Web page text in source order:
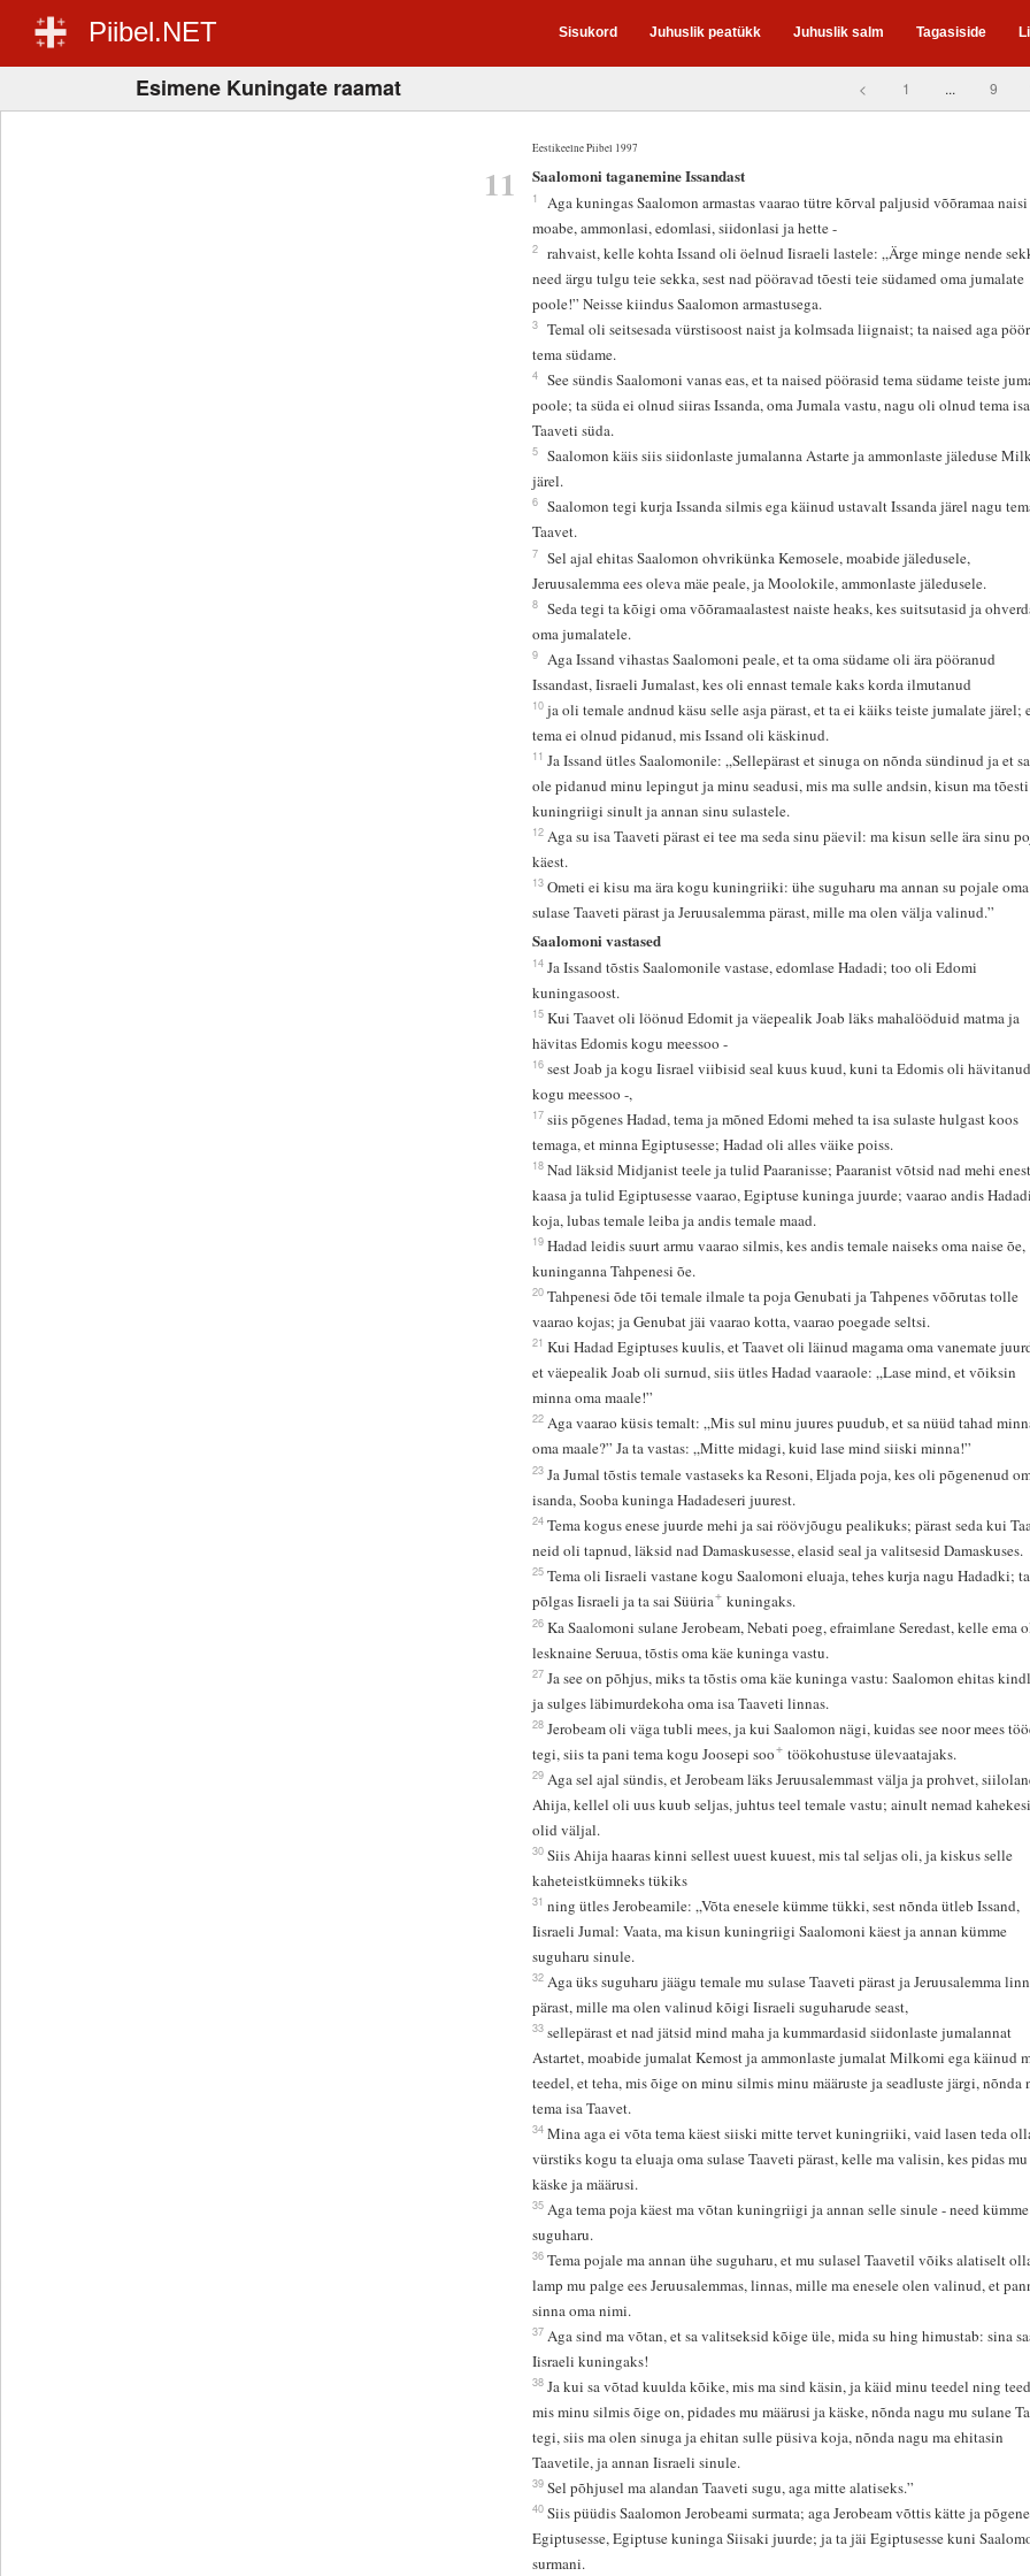
Piibel.NET Sisukord Juhuslik peatükk Juhuslik salm Tagasiside
Esimene Kuningate raamat < 1 ... 9
Eestikeelne Piibel 1997
11 Saalomoni taganemine Issandast
1
Aga kuningas Saalomon armastas vaarao tütre kõrval paljusid võõramaa
moabe, ammonlasi, edomlasi, siidonlasi ja hette -
2
rahvaist, kelle kohta Issand oli öelnud Iisraeli lastele: „Ärge minge nende
need ärgu tulgu teie sekka, sest nad pööravad tõesti teie südamed oma jumalate
poole!” Neisse kiindus Saalomon armastusega.
3
Temal oli seitsesada vürstisoost naist ja kolmsada liignaist; ta naised aga
tema südame.
4
See sündis Saalomoni vanas eas, et ta naised pöörasid tema südame teiste
poole; ta süda ei olnud siiras Issanda, oma Jumala vastu, nagu oli olnud tema isa
Taaveti süda.
5
Saalomon käis siis siidonlaste jumalanna Astarte ja ammonlaste jäleduse
järel.
6
Saalomon tegi kurja Issanda silmis ega käinud ustavalt Issanda järel nagu
Taavet.
7
Sel ajal ehitas Saalomon ohvrikünka Kemosele, moabide jäledusele,
Jeruusalemma ees oleva mäe peale, ja Moolokile, ammonlaste jäledusele.
8
Seda tegi ta kõigi oma võõramaalastest naiste heaks, kes suitsutasid ja
oma jumalatele.
9
Aga Issand vihastas Saalomoni peale, et ta oma südame oli ära pööranud
Issandast, Iisraeli Jumalast, kes oli ennast temale kaks korda ilmutanud
10 ja oli temale andnud käsu selle asja pärast, et ta ei käiks teiste jumalate järel;
tema ei olnud pidanud, mis Issand oli käskinud.
11 Ja Issand ütles Saalomonile: „Sellepärast et sinuga on nõnda sündinud ja et
ole pidanud minu lepingut ja minu seadusi, mis ma sulle andsin, kisun ma tõesti
kuningriigi sinult ja annan sinu sulastele.
12 Aga su isa Taaveti pärast ei tee ma seda sinu päevil: ma kisun selle ära sinu
käest.
13 Ometi ei kisu ma ära kogu kuningriiki: ühe suguharu ma annan su pojale oma
sulase Taaveti pärast ja Jeruusalemma pärast, mille ma olen välja valinud.”
Saalomoni vastased
14 Ja Issand tõstis Saalomonile vastase, edomlase Hadadi; too oli Edomi
kuningasoost.
15 Kui Taavet oli löönud Edomit ja väepealik Joab läks mahalööduid matma ja
hävitas Edomis kogu meessoo -
16 sest Joab ja kogu Iisrael viibisid seal kuus kuud, kuni ta Edomis oli hävitanud
kogu meessoo -,
17 siis põgenes Hadad, tema ja mõned Edomi mehed ta isa sulaste hulgast koos
temaga, et minna Egiptusesse; Hadad oli alles väike poiss.
18 Nad läksid Midjanist teele ja tulid Paaranisse; Paaranist võtsid nad mehi
kaasa ja tulid Egiptusesse vaarao, Egiptuse kuninga juurde; vaarao andis
koja, lubas temale leiba ja andis temale maad.
19 Hadad leidis suurt armu vaarao silmis, kes andis temale naiseks oma naise õe,
kuninganna Tahpenesi õe.
20 Tahpenesi õde tõi temale ilmale ta poja Genubati ja Tahpenes võõrutas tolle
vaarao kojas; ja Genubat jäi vaarao kotta, vaarao poegade seltsi.
21 Kui Hadad Egiptuses kuulis, et Taavet oli läinud magama oma vanemate
et väepealik Joab oli surnud, siis ütles Hadad vaaraole: „Lase mind, et võiksin
minna oma maale!”
22 Aga vaarao küsis temalt: „Mis sul minu juures puudub, et sa nüüd tahad
oma maale?” Ja ta vastas: „Mitte midagi, kuid lase mind siiski minna!”
23 Ja Jumal tõstis temale vastaseks ka Resoni, Eljada poja, kes oli põgenenud
isanda, Sooba kuninga Hadadeseri juurest.
24 Tema kogus enese juurde mehi ja sai röövjõugu pealikuks; pärast seda kui
neid oli tapnud, läksid nad Damaskusesse, elasid seal ja valitsesid Damaskuses.
25 Tema oli Iisraeli vastane kogu Saalomoni eluaja, tehes kurja nagu Hadadki; ta
põlgas Iisraeli ja ta sai Süüria+kuningaks.
26 Ka Saalomoni sulane Jerobeam, Nebati poeg, efraimlane Seredast, kelle ema
lesknaine Seruua, tõstis oma käe kuninga vastu.
27 Ja see on põhjus, miks ta tõstis oma käe kuninga vastu: Saalomon ehitas
ja sulges läbimurdekoha oma isa Taaveti linnas.
28 Jerobeam oli väga tubli mees, ja kui Saalomon nägi, kuidas see noor mees
tegi, siis ta pani tema kogu Joosepi soo+töökohustuse ülevaatajaks.
29 Aga sel ajal sündis, et Jerobeam läks Jeruusalemmast välja ja prohvet,
Ahija, kellel oli uus kuub seljas, juhtus teel temale vastu; ainult nemad kahekesi
olid väljal.
30 Siis Ahija haaras kinni sellest uuest kuuest, mis tal seljas oli, ja kiskus selle
kaheteistkümneks tükiks
31 ning ütles Jerobeamile: „Võta enesele kümme tükki, sest nõnda ütleb Issand,
Iisraeli Jumal: Vaata, ma kisun kuningriigi Saalomoni käest ja annan kümme
suguharu sinule.
32 Aga üks suguharu jäägu temale mu sulase Taaveti pärast ja Jeruusalemma
pärast, mille ma olen valinud kõigi Iisraeli suguharude seast,
33 sellepärast et nad jätsid mind maha ja kummardasid siidonlaste jumalannat
Astartet, moabide jumalat Kemost ja ammonlaste jumalat Milkomi ega käinud
teedel, et teha, mis õige on minu silmis minu määruste ja seadluste järgi, nõnda
tema isa Taavet.
34 Mina aga ei võta tema käest siiski mitte tervet kuningriiki, vaid lasen teda
vürstiks kogu ta eluaja oma sulase Taaveti pärast, kelle ma valisin, kes pidas mu
käske ja määrusi.
35 Aga tema poja käest ma võtan kuningriigi ja annan selle sinule - need kümme
suguharu.
36 Tema pojale ma annan ühe suguharu, et mu sulasel Taavetil võiks alatiselt
lamp mu palge ees Jeruusalemmas, linnas, mille ma enesele olen valinud, et
sinna oma nimi.
37 Aga sind ma võtan, et sa valitseksid kõige üle, mida su hing himustab: sina
Iisraeli kuningaks!
38 Ja kui sa võtad kuulda kõike, mis ma sind käsin, ja käid minu teedel ning
mis minu silmis õige on, pidades mu määrusi ja käske, nõnda nagu mu sulane
tegi, siis ma olen sinuga ja ehitan sulle püsiva koja, nõnda nagu ma ehitasin
Taavetile, ja annan Iisraeli sinule.
39 Sel põhjusel ma alandan Taaveti sugu, aga mitte alatiseks.”
40 Siis püüdis Saalomon Jerobeami surmata; aga Jerobeam võttis kätte ja
Egiptusesse, Egiptuse kuninga Siisaki juurde; ja ta jäi Egiptusesse kuni
surmani.